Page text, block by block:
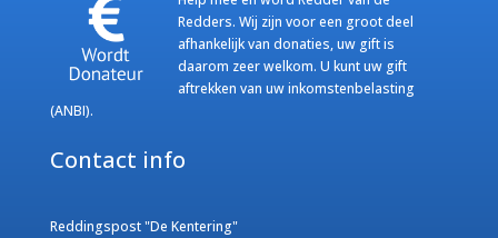
Redders. Wij zijn voor een groot deel
afhankelijk van donaties, uw gift is
daarom zeer welkom. U kunt uw gift
aftrekken van uw inkomstenbelasting
(ANBI).
Contact info
Reddingspost "De Kentering"